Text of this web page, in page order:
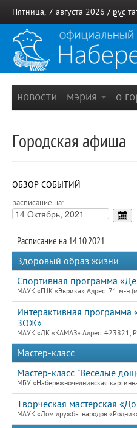
Пятница, 7 августа 2026 / рус
новости мэрия о
Городская афиша
ОБЗОР СОБЫТИЙ
расписание на:
Расписание на 14.10.2021
Здоровый образ жизни
Спортивная программа
МАУК «ГЦК «Эврика» Адрес: 71 м-н
Интерактивная
ЗОЖ»
МАУК «ДК «КАМАЗ» Адрес: 423821,
Мастер-класс
Мастер-класс "Веселые
МБУ «Набережночелнинская
Творческая мастерская
МАУК «Дом дружбы народов